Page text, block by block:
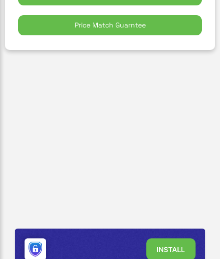
Price Match Guarntee